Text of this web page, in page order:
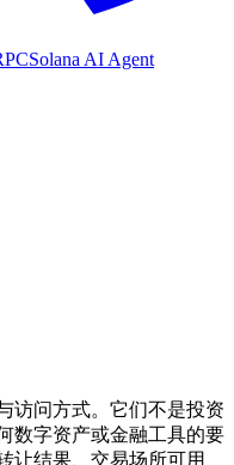
Solana AI Agent
访问方式。它们不是投资
数字资产或金融工具的要
让结果、交易场所可用